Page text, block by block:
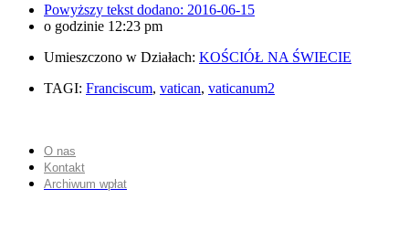
Powyższy tekst dodano: 2016-06-15
o godzinie 12:23 pm
Umieszczono w Działach: KOŚCIÓŁ NA ŚWIECIE
TAGI: Franciscum, vatican, vaticanum2
O nas
Kontakt
Archiwum wpłat